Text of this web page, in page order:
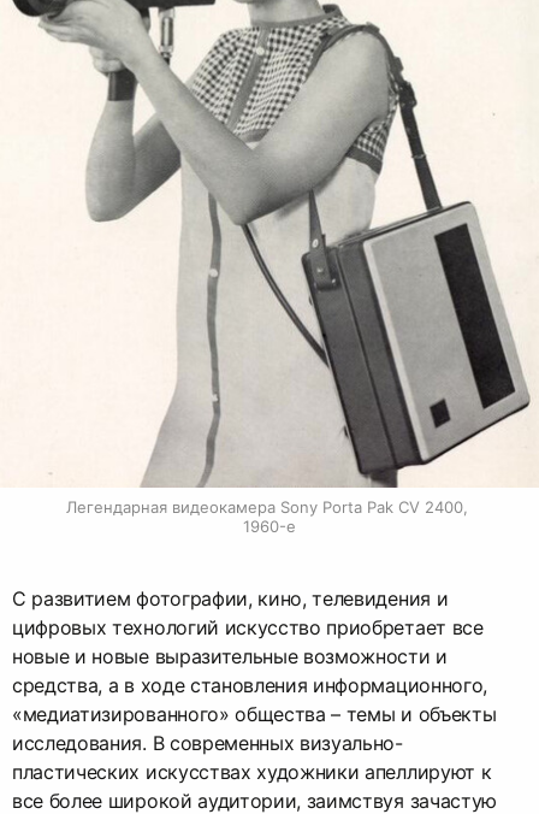
Легендарная видеокамера Sony Porta Pak CV 2400,
1960-е
С развитием фотографии, кино, телевидения и
цифровых технологий искусство приобретает все
новые и новые выразительные возможности и
средства, а в ходе становления информационного,
«медиатизированного» общества – темы и объекты
исследования. В современных визуально-
пластических искусствах художники апеллируют к
все более широкой аудитории, заимствуя зачастую